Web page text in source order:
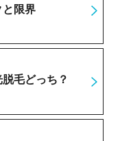
と限界
毛どっち？